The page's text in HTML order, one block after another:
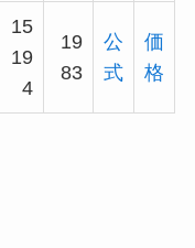
15
19
4
19
83
公
式
価
格